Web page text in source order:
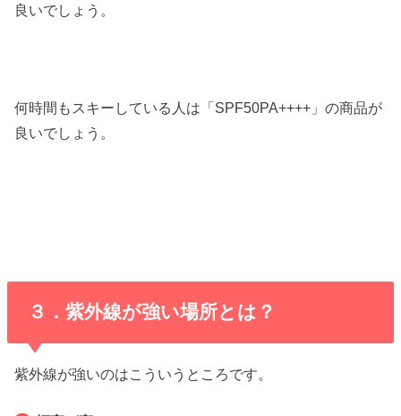
良いでしょう。
何時間もスキーしている人は「SPF50PA++++」の商品が
良いでしょう。
３．紫外線が強い場所とは？
紫外線が強いのはこういうところです。